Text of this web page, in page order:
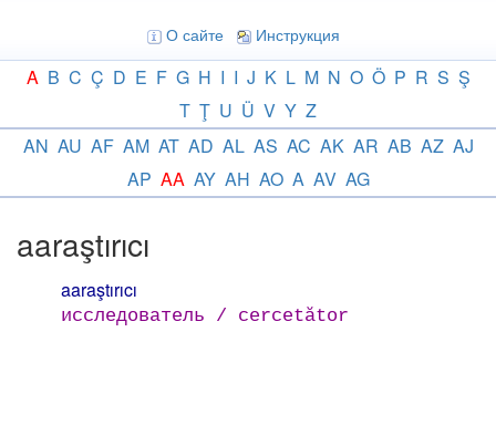
О сайте Инструкция
A B C Ç D E F G H I I J K L M N O Ö P R S Ş
T Ţ U Ü V Y Z
AN AU AF AM AT AD AL AS AC AK AR AB AZ AJ
AP AA AY AH AO A AV AG
aaraştırıcı
aaraştırıcı
исследователь / cercetător